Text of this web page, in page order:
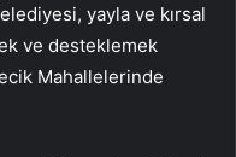
yayla ve kırsal
ve desteklemek
Mahallelerinde